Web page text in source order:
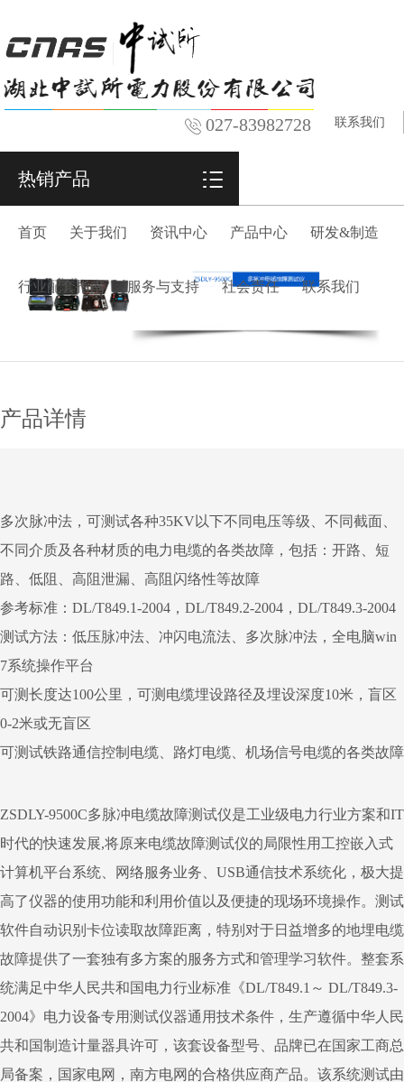
027-83982728 联系我们
热销产品
首页 关于我们 资讯中心 产品中心 研发&制造
行业配套指南 服务与支持 社会责任 联系我们
产品详情
多次脉冲法，可测试各种35KV以下不同电压等级、不同截面、
不同介质及各种材质的电力电缆的各类故障，包括：开路、短
路、低阻、高阻泄漏、高阻闪络性等故障
参考标准：DL/T849.1-2004，DL/T849.2-2004，DL/T849.3-2004
测试方法：低压脉冲法、冲闪电流法、多次脉冲法，全电脑win
7系统操作平台
可测长度达100公里，可测电缆埋设路径及埋设深度10米，盲区
0-2米或无盲区
可测试铁路通信控制电缆、路灯电缆、机场信号电缆的各类故障
ZSDLY-9500C多脉冲电缆故障测试仪是工业级电力行业方案和IT
时代的快速发展,将原来电缆故障测试仪的局限性用工控嵌入式
计算机平台系统、网络服务业务、USB通信技术系统化，极大提
高了仪器的使用功能和利用价值以及便捷的现场环境操作。测试
软件自动识别卡位读取故障距离，特别对于日益增多的地埋电缆
故障提供了一套独有多方案的服务方式和管理学习软件。整套系
统满足中华人民共和国电力行业标准《DL/T849.1～ DL/T849.3-
2004》电力设备专用测试仪器通用技术条件，生产遵循中华人民
共和国制造计量器具许可，该套设备型号、品牌已在国家工商总
局备案，国家电网，南方电网的合格供应商产品。该系统测试由